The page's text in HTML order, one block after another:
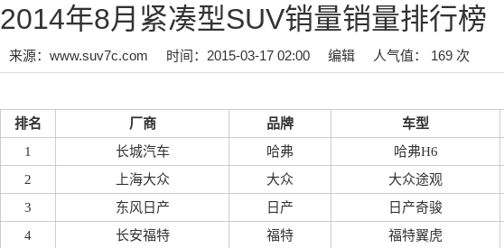
2014年8月紧凑型SUV销量销量排行榜
来源：www.suv7c.com 时间：2015-03-17 02:00 编辑 人气值： 169 次
排名 厂商 品牌 车型
1
长城汽车 哈弗 哈弗H6
2
上海大众 大众 大众途观
3
东风日产 日产 日产奇骏
4
长安福特 福特 福特翼虎